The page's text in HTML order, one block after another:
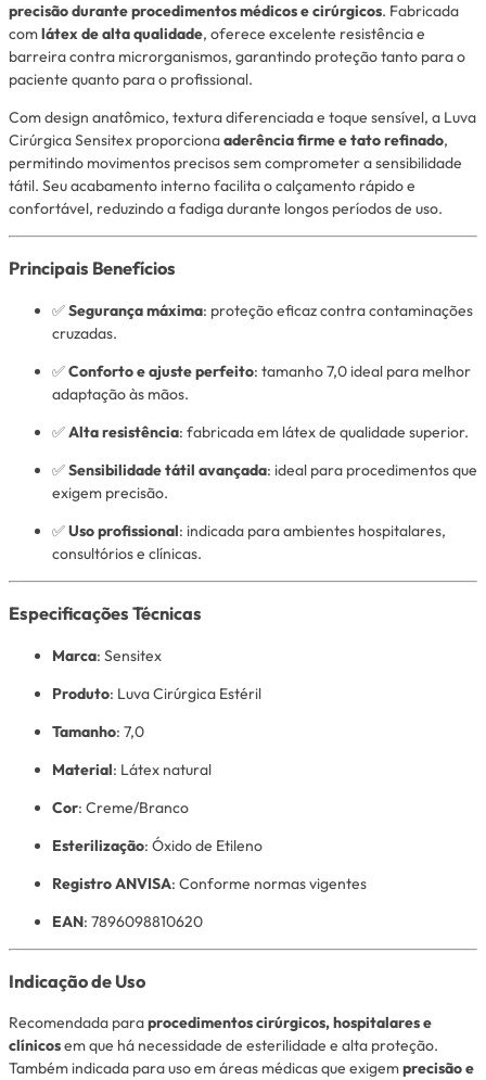
precisão durante procedimentos médicos e cirúrgicos. Fabricada
comlátex de alta qualidade, oferece excelente resistência e
barreira contra microrganismos, garantindo proteção tanto para o
paciente quanto para o profissional.
Com design anatômico, textura diferenciada e toque sensível, a Luva
Cirúrgica Sensitex proporcionaaderência firme e tato refinado,
permitindo movimentos precisos sem comprometer a sensibilidade
tátil. Seu acabamento interno facilita o calçamento rápido e
confortável, reduzindo a fadiga durante longos períodos de uso.
Principais Benefícios
✅Segurança máxima: proteção eficaz contra contaminações
cruzadas.
✅Conforto e ajuste perfeito: tamanho 7,0 ideal para melhor
adaptação às mãos.
✅Alta resistência: fabricada em látex de qualidade superior.
✅Sensibilidade tátil avançada: ideal para procedimentos que
exigem precisão.
✅Uso profissional: indicada para ambientes hospitalares,
consultórios e clínicas.
Especificações Técnicas
Marca: Sensitex
Produto: Luva Cirúrgica Estéril
Tamanho: 7,0
Material: Látex natural
Cor: Creme/Branco
Esterilização: Óxido de Etileno
Registro ANVISA: Conforme normas vigentes
EAN: 7896098810620
Indicação de Uso
Recomendada paraprocedimentos cirúrgicos, hospitalares e
clínicosem que há necessidade de esterilidade e alta proteção.
Também indicada para uso em áreas médicas que exigemprecisão e